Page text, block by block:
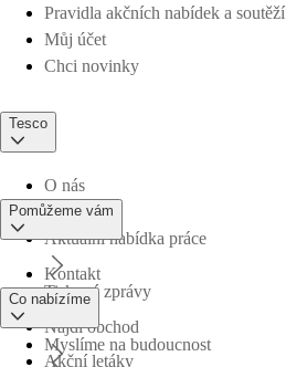
Pravidla akčních nabídek a soutěží
Můj účet
Chci novinky
Tesco
O nás
Aktuální nabídka práce
Tiskové zprávy
Myslíme na budoucnost
Pomůžeme vám
Kontakt
Najdi obchod
Co nabízíme
Akční letáky